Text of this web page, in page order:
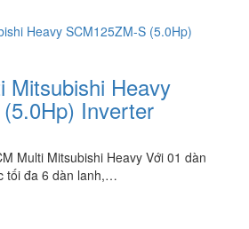
Mitsubishi Heavy
Inverter
Multi Mitsubishi Heavy Với 01 dàn
tối đa 6 dàn lanh,…